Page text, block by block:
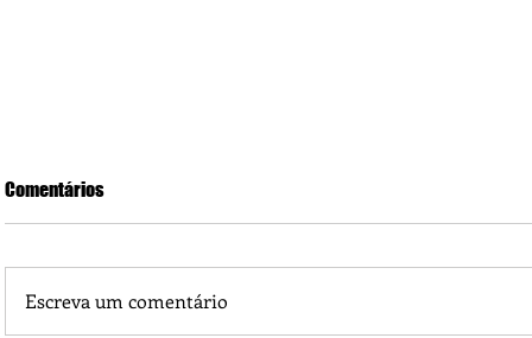
Comentários
Escreva um comentário